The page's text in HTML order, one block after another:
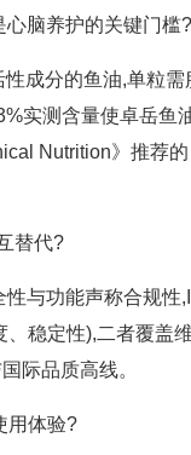
心脑养护的关键门
成分的鱼油,单粒
实测含量使卓岳鱼
Nutrition》推荐
替代?
与功能声称合规性
稳定性),二者覆盖
际品质高线。
用体验?